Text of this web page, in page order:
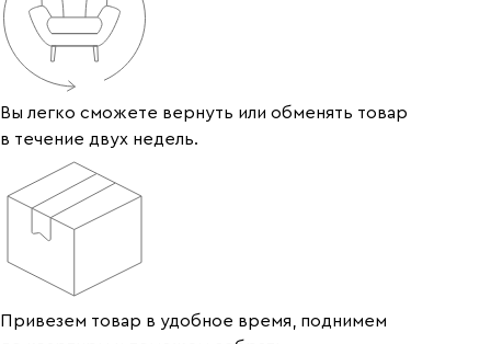
Вы легко сможете вернуть или обменять товар
в течение двух недель.
Привезем товар в удобное время, поднимем